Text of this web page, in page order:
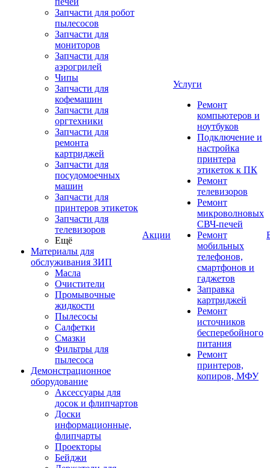
Запчасти для робот
пылесосов
Запчасти для
мониторов
Запчасти для
аэрогрилей
Чипы
Запчасти для
кофемашин
Запчасти для
оргтехники
Запчасти для
ремонта
картриджей
Запчасти для
посудомоечных
машин
Запчасти для
принтеров этикеток
Запчасти для
телевизоров
Ещё
Материалы для
обслуживания ЗИП
Масла
Очистители
Промывочные
жидкости
Пылесосы
Салфетки
Смазки
Фильтры для
пылесоса
Демонстрационное
оборудование
Аксессуары для
досок и флипчартов
Доски
информационные,
флипчарты
Проекторы
Бейджи
Акции
Услуги
Ремонт
компьютеров и
ноутбуков
Подключение и
настройка
принтера
этикеток к ПК
Ремонт
телевизоров
Ремонт
микроволновых
СВЧ-печей
Ремонт
мобильных
телефонов,
смартфонов и
гаджетов
Заправка
картриджей
Ремонт
источников
бесперебойного
питания
Ремонт
принтеров,
копиров, МФУ